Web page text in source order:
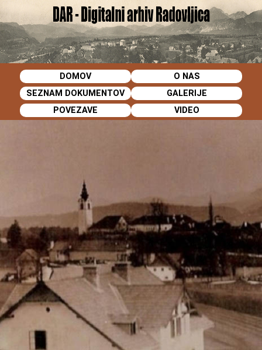
DOMOV
O NAS
SEZNAM DOKUMENTOV
GALERIJE
POVEZAVE
VIDEO